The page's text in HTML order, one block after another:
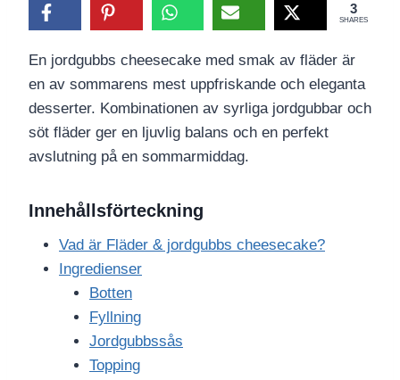
3
SHARES
En jordgubbs cheesecake med smak av fläder är
en av sommarens mest uppfriskande och eleganta
desserter. Kombinationen av syrliga jordgubbar och
söt fläder ger en ljuvlig balans och en perfekt
avslutning på en sommarmiddag.
Innehållsförteckning
Vad är Fläder & jordgubbs cheesecake?
Ingredienser
Botten
Fyllning
Jordgubbssås
Topping